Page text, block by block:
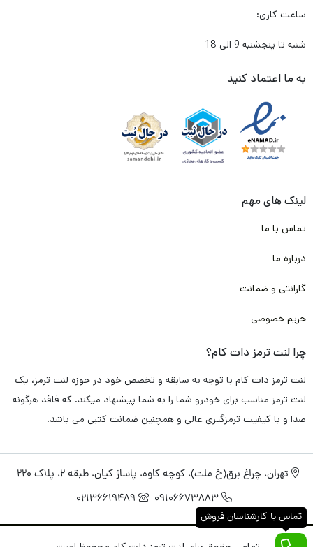
کنم، لنت داغ نشود و کارایی آن پایین نیاید؟
آیا لنتی که میخرم گارانتی دارد؟
برند این لنت ترمز چیست؟ ایرانی است یا خارجی؟
به شما بابت تک تک این دغدغه ها و سوال ها حق می دهیم .
ما در تیم لنت ترمز دات کام و باتوجه به تجربه و شناختی که سال ها
دقیقا پاسخگو تمامی دغدغه و سوال های شما باشد.
گارانتیمی کنیم.
لنت ترمز عقب پورشه کیمن
صورت تضمینی فاقد هرگونه سوت کشیدن و صدا اضافیمی باشد. و
دقیقا مطابق استاندارد های کارخانه خودرو پورشه کیمن
طراحی و تولید
راجب عملکرد ترمزگیری سریع و خوب هم باید خدمتتان عرض کنم با
توجه به تکنولوژی های روز، همچون نانو و مواد اولیه به کار رفته
همچون کربن، فایبر، متال و با توجه به پخت کوره ای مناسب و انجام
ساعت کاری:
شنبه تا پنجشنبه 9 الی 18
به ما اعتماد کنید
لینک های مهم
تماس با ما
درباره ما
گارانتی و ضمانت
حریم خصوصی
چرا لنت ترمز دات کام؟
لنت ترمز دات کام با توجه به سابقه و تخصص خود در حوزه لنت ترمز، یک
لنت ترمز مناسب برای خودرو شما را به شما پیشنهاد میکند. که فاقد هرگونه
صدا و با کیفیت ترمزگیری عالی و همچنین ضمانت کتبی می باشد.
تهران، چراغ برق(خ ملت)، کوچه کاوه، پاساژ کیان، طبقه 2، پلاک 220
09106673883
02136619489
تماس با کارشناسان فروش